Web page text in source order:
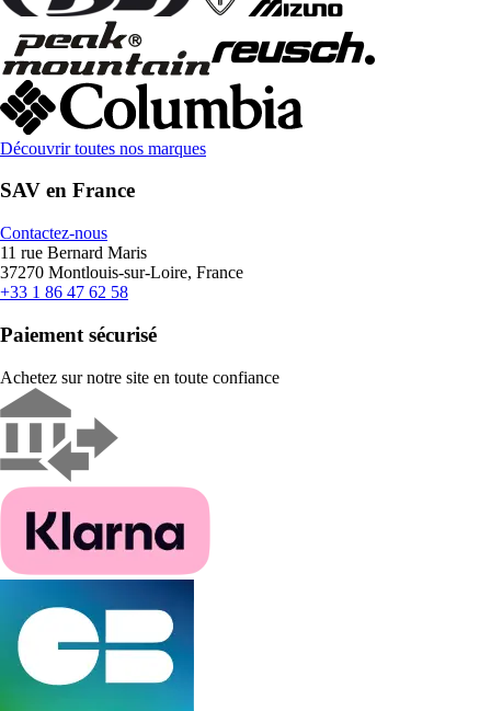
Découvrir toutes nos marques
SAV en France
Contactez-nous
11 rue Bernard Maris
37270 Montlouis-sur-Loire, France
+33 1 86 47 62 58
Paiement sécurisé
Achetez sur notre site en toute confiance